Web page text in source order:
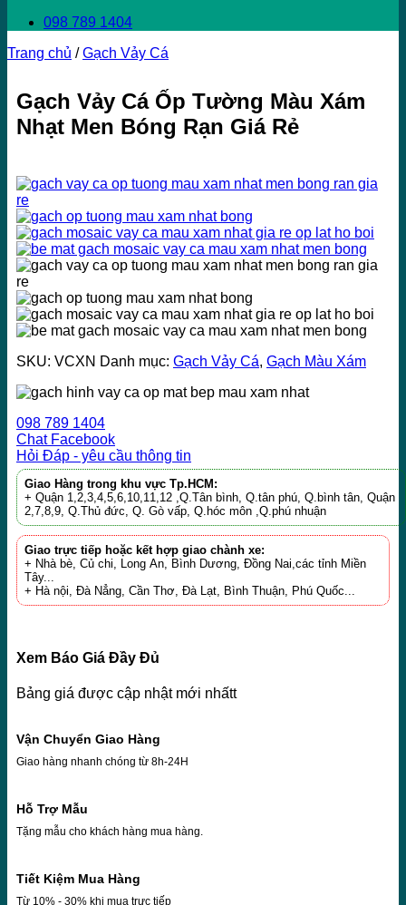
098 789 1404
Trang chủ / Gạch Vảy Cá
Gạch Vảy Cá Ốp Tường Màu Xám
Nhạt Men Bóng Rạn Giá Rẻ
SKU: VCXN Danh mục: Gạch Vảy Cá, Gạch Màu Xám
098 789 1404
Chat Facebook
Hỏi Đáp - yêu cầu thông tin
Giao Hàng trong khu vực Tp.HCM:
+ Quận 1,2,3,4,5,6,10,11,12 ,Q.Tân bình, Q.tân phú, Q.bình tân, Quận
2,7,8,9, Q.Thủ đức, Q. Gò vấp, Q.hóc môn ,Q.phú nhuận
Giao trực tiếp hoặc kết hợp giao chành xe:
+ Nhà bè, Củ chi, Long An, Bình Dương, Đồng Nai,các tỉnh Miền
Tây...
+ Hà nội, Đà Nẳng, Cần Thơ, Đà Lạt, Bình Thuận, Phú Quốc...
Xem Báo Giá Đầy Đủ
Bảng giá được cập nhật mới nhấtt
Vận Chuyển Giao Hàng
Giao hàng nhanh chóng từ 8h-24H
Hỗ Trợ Mẫu
Tặng mẫu cho khách hàng mua hàng.
Tiết Kiệm Mua Hàng
Từ 10% - 30% khi mua trực tiếp